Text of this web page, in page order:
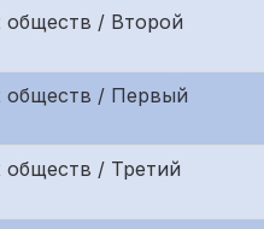
обществ / Второй
обществ / Первый
обществ / Третий